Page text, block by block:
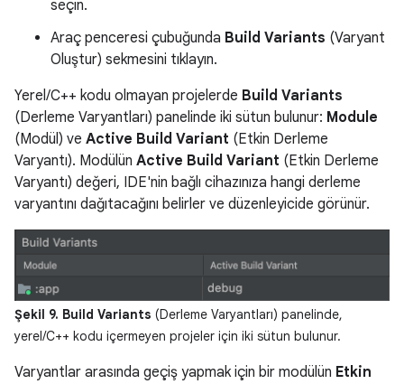
seçin.
Araç penceresi çubuğunda Build Variants (Varyant
Oluştur) sekmesini tıklayın.
Yerel/C++ kodu olmayan projelerde Build Variants
(Derleme Varyantları) panelinde iki sütun bulunur: Module
(Modül) ve Active Build Variant (Etkin Derleme
Varyantı). Modülün Active Build Variant (Etkin Derleme
Varyantı) değeri, IDE'nin bağlı cihazınıza hangi derleme
varyantını dağıtacağını belirler ve düzenleyicide görünür.
Şekil 9. Build Variants (Derleme Varyantları) panelinde,
yerel/C++ kodu içermeyen projeler için iki sütun bulunur.
Varyantlar arasında geçiş yapmak için bir modülün Etkin